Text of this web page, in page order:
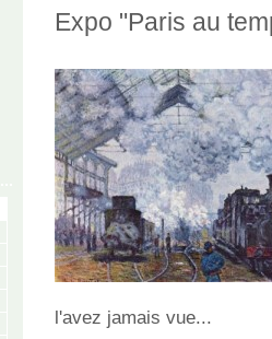
Expo "Paris au
l'avez jamais vue...